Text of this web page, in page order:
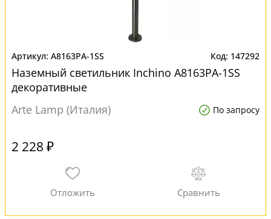
A8163PA-1SS 147292
Наземный светильник Inchino A8163PA-1SS
декоративные
Arte Lamp (Италия)
По запросу
2 228 ₽